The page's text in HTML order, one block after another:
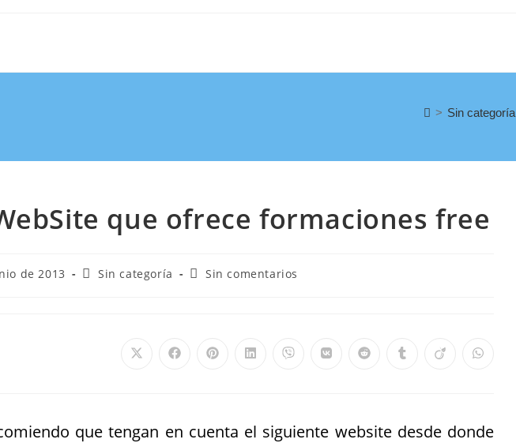
> Sin categoría
que ofrece formaciones free
de 2013 Sin categoría Sin comentarios
que tengan en cuenta el siguiente website desde donde